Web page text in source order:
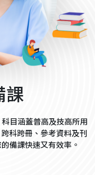
課
目涵蓋普高及技高所用
科跨冊、參考資料及刊
備課快速又有效率。